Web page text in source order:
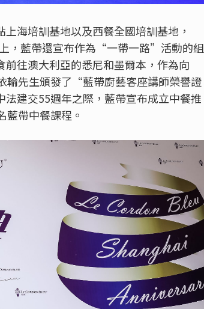
海培訓基地以及西餐全國培訓基地，
，藍帶還宣布作為“一帶一路”活動的組
往澳大利亞的悉尼和墨爾本，作為向
先生頒發了“藍帶廚藝客座講師榮譽證
建交55週年之際，藍帶宣布成立中餐推
藍帶中餐課程。